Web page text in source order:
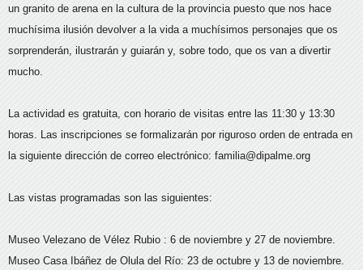
un granito de arena en la cultura de la provincia puesto que nos hace
muchísima ilusión devolver a la vida a muchísimos personajes que os
sorprenderán, ilustrarán y guiarán y, sobre todo, que os van a divertir
mucho.
La actividad es gratuita, con horario de visitas entre las 11:30 y 13:30
horas. Las inscripciones se formalizarán por riguroso orden de entrada en
la siguiente dirección de correo electrónico: familia@dipalme.org
Las vistas programadas son las siguientes:
Museo Velezano de Vélez Rubio : 6 de noviembre y 27 de noviembre.
Museo Casa Ibáñez de Olula del Río: 23 de octubre y 13 de noviembre.